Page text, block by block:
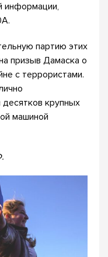
информации,
партию этих
призыв Дамаска о
с террористами.
крупных
машиной